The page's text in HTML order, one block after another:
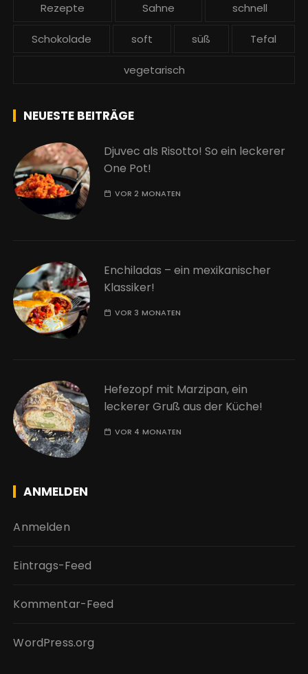
Rezepte Sahne schnell
Schokolade soft süß Tefal
vegetarisch
NEUESTE BEITRÄGE
Djuvec als Risotto! So ein leckerer
One Pot!
VOR 2 MONATEN
Enchiladas – ein mexikanischer
Klassiker!
VOR 3 MONATEN
Hefezopf mit Marzipan, ein
leckerer Gruß aus der Küche!
VOR 4 MONATEN
ANMELDEN
Anmelden
Eintrags-Feed
Kommentar-Feed
WordPress.org